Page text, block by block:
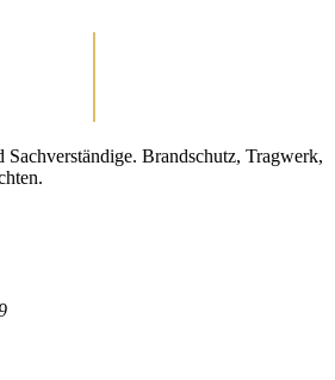
Sachverständige. Brandschutz, Tragwerk,